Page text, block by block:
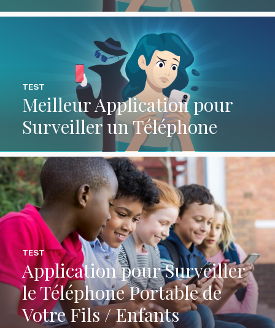
Meilleur Application pour
Surveiller un Téléphone
TEST
Application pour Surveiller
le Téléphone Portable de
Votre Fils / Enfants
TEST